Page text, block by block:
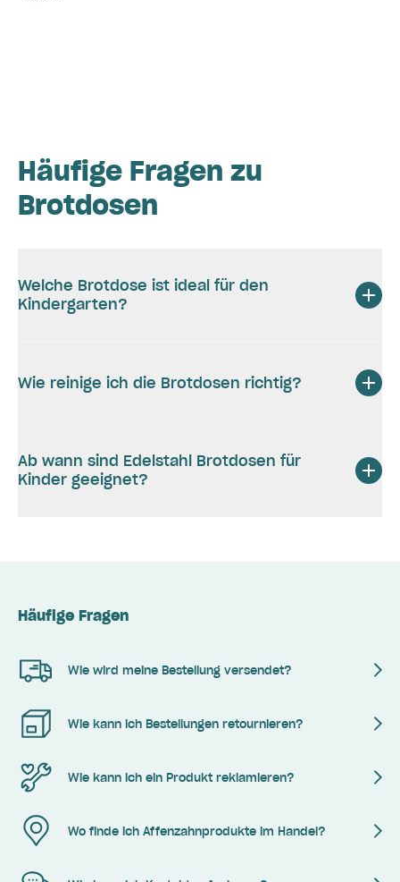
Häufige Fragen zu
Brotdosen
Welche Brotdose ist ideal für den
Kindergarten?
Wie reinige ich die Brotdosen richtig?
Ab wann sind Edelstahl Brotdosen für
Kinder geeignet?
Häufige Fragen
Wie wird meine Bestellung versendet?
Wie kann ich Bestellungen retournieren?
Wie kann ich ein Produkt reklamieren?
Wo finde ich Affenzahnprodukte im Handel?